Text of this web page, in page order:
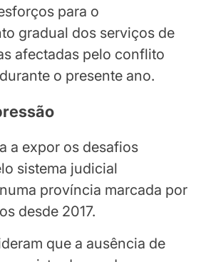
para o
gradual dos serviços de
afectadas pelo conflito
o presente ano.
a expor os desafios
sistema judicial
província marcada por
desde 2017.
que a ausência de